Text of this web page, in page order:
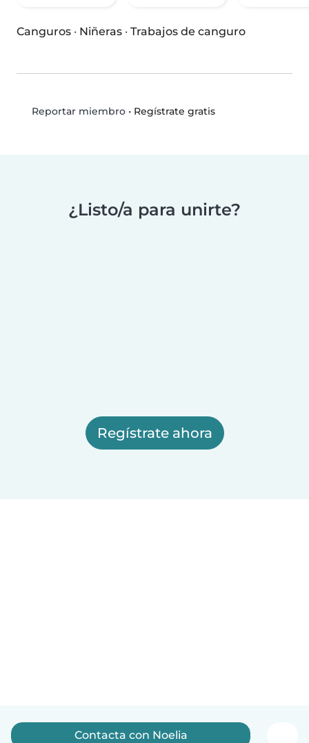
Canguros · Niñeras · Trabajos de canguro
Reportar miembro• Regístrate gratis
¿Listo/a para unirte?
Regístrate ahora
Contacta con Noelia